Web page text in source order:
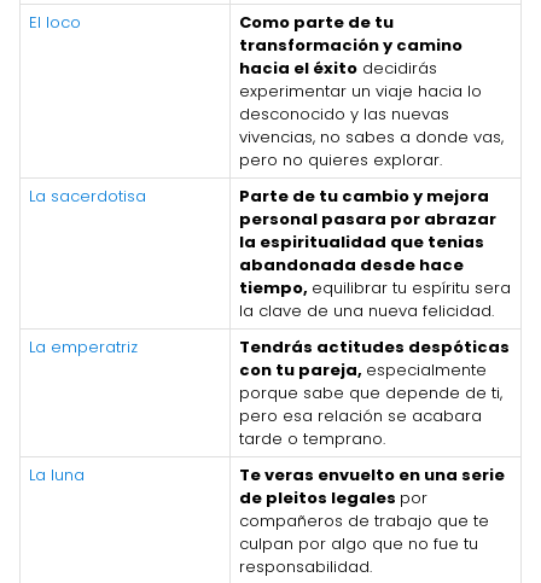
El loco
Como parte de tu
transformación y camino
hacia el éxito decidirás
experimentar un viaje hacia lo
desconocido y las nuevas
vivencias, no sabes a donde vas,
pero no quieres explorar.
La sacerdotisa
Parte de tu cambio y mejora
personal pasara por abrazar
la espiritualidad que tenias
abandonada desde hace
tiempo, equilibrar tu espíritu sera
la clave de una nueva felicidad.
La emperatriz
Tendrás actitudes despóticas
con tu pareja, especialmente
porque sabe que depende de ti,
pero esa relación se acabara
tarde o temprano.
La luna
Te veras envuelto en una serie
de pleitos legales por
compañeros de trabajo que te
culpan por algo que no fue tu
responsabilidad.